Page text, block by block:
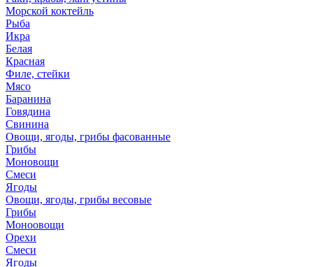
Морской коктейль
Рыба
Икра
Белая
Красная
Филе, стейки
Мясо
Баранина
Говядина
Свинина
Овощи, ягоды, грибы фасованные
Грибы
Моновощи
Смеси
Ягоды
Овощи, ягоды, грибы весовые
Грибы
Моноовощи
Орехи
Смеси
Ягоды